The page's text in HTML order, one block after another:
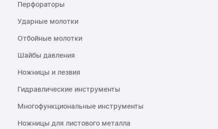
Перфораторы
Ударные молотки
Отбойные молотки
Шайбы давления
Ножницы и лезвия
Гидравлические инструменты
Многофункциональные инструменты
Ножницы для листового металла